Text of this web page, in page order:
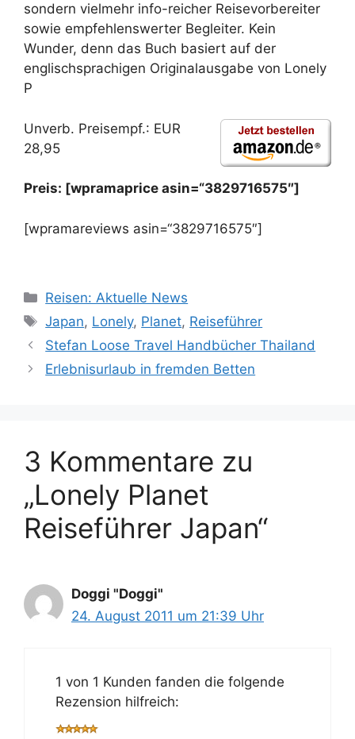
sondern vielmehr info-reicher Reisevorbereiter
sowie empfehlenswerter Begleiter. Kein
Wunder, denn das Buch basiert auf der
englischsprachigen Originalausgabe von Lonely
P
Unverb. Preisempf.: EUR
28,95
Preis: [wpramaprice asin=“3829716575″]
[wpramareviews asin=“3829716575″]
Kategorien
Reisen: Aktuelle News
Schlagwörter
Japan, Lonely, Planet, Reiseführer
Stefan Loose Travel Handbücher Thailand
Erlebnisurlaub in fremden Betten
3 Kommentare zu
„Lonely Planet
Reiseführer Japan“
Doggi "Doggi"
24. August 2011 um 21:39 Uhr
1 von 1 Kunden fanden die folgende
Rezension hilfreich: